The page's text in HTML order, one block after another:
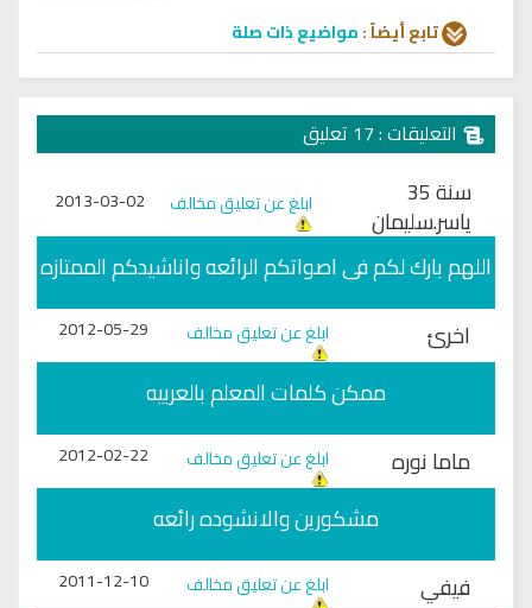
تابع أيضاً :مواضيع ذات صلة
التعليقات : 17 تعليق
سنة 35
ياسر.سليمان ابلغ عن تعليق مخالف 2013-03-02
اللهم بارك لكم فى اصواتكم الرائعه واناشيدكم الممتازه
اخرئ
ابلغ عن تعليق مخالف 2012-05-29
ممكن كلمات المعلم بالعربيه
ماما نوره
ابلغ عن تعليق مخالف 2012-02-22
مشكورين والانشوده رائعه
فيفي
ابلغ عن تعليق مخالف 2011-12-10